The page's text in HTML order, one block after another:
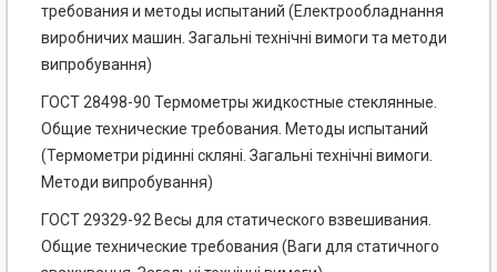
требования и методы испытаний (Електрообладнання
виробничих машин. Загальні технічні вимоги та методи
випробування)
ГОСТ 28498-90 Термометры жидкостные стеклянные.
Общие технические требования. Методы испытаний
(Термометри рідинні скляні. Загальні технічні вимоги.
Методи випробування)
ГОСТ 29329-92 Весы для статического взвешивания.
Общие технические требования (Ваги для статичного